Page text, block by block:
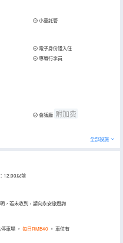
小童託管
電子身份證入住
專職行李員
會議廳 附加费
全部設施
12:00以前
，若未收到，請向永安旅遊詢
停車場 ， 每日RMB40 。 車位有